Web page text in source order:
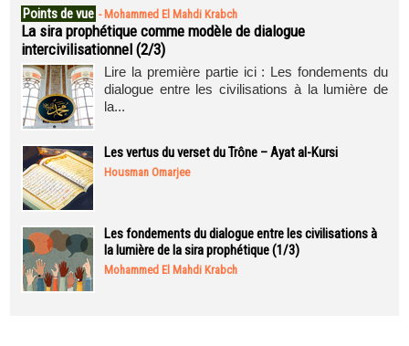
Points de vue - Mohammed El Mahdi Krabch
La sira prophétique comme modèle de dialogue
intercivilisationnel (2/3)
Lire la première partie ici : Les fondements du
dialogue entre les civilisations à la lumière de
la...
Les vertus du verset du Trône – Ayat al-Kursi
Housman Omarjee
Les fondements du dialogue entre les civilisations à
la lumière de la sira prophétique (1/3)
Mohammed El Mahdi Krabch